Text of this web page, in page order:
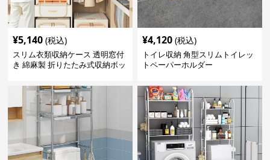
¥5,140 (税込)
スリム衣類収納ケース 透明窓付
き 綿麻製 折りたたみ式収納ボッ
¥4,120 (税込)
トイレ収納 角型スリムトイレッ
トペーパーホルダー